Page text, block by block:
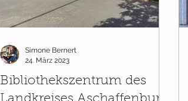
Bibliothekszentrum des
Simone Bernert
24. März 2023